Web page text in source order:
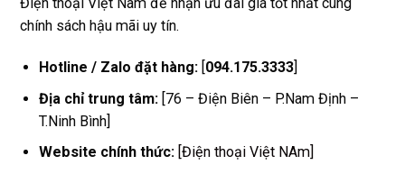
chính sách hậu mãi uy tín.
Hotline / Zalo đặt hàng: [094.175.3333]
Địa chỉ trung tâm: [76 – Điện Biên – P.Nam Định –
T.Ninh Bình]
Website chính thức: [Điện thoại Việt NAm]